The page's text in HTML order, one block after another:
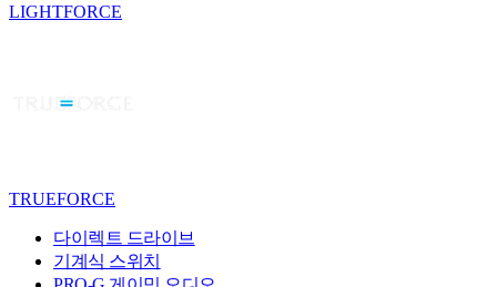
LIGHTFORCE
TRUEFORCE
다이렉트 드라이브
기계식 스위치